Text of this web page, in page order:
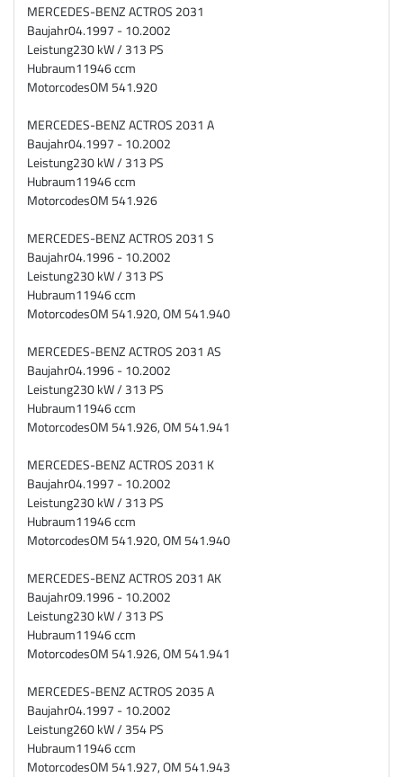
MERCEDES-BENZ ACTROS 2031
Baujahr04.1997 - 10.2002
Leistung230 kW / 313 PS
Hubraum11946 ccm
MotorcodesOM 541.920
MERCEDES-BENZ ACTROS 2031 A
Baujahr04.1997 - 10.2002
Leistung230 kW / 313 PS
Hubraum11946 ccm
MotorcodesOM 541.926
MERCEDES-BENZ ACTROS 2031 S
Baujahr04.1996 - 10.2002
Leistung230 kW / 313 PS
Hubraum11946 ccm
MotorcodesOM 541.920, OM 541.940
MERCEDES-BENZ ACTROS 2031 AS
Baujahr04.1996 - 10.2002
Leistung230 kW / 313 PS
Hubraum11946 ccm
MotorcodesOM 541.926, OM 541.941
MERCEDES-BENZ ACTROS 2031 K
Baujahr04.1997 - 10.2002
Leistung230 kW / 313 PS
Hubraum11946 ccm
MotorcodesOM 541.920, OM 541.940
MERCEDES-BENZ ACTROS 2031 AK
Baujahr09.1996 - 10.2002
Leistung230 kW / 313 PS
Hubraum11946 ccm
MotorcodesOM 541.926, OM 541.941
MERCEDES-BENZ ACTROS 2035 A
Baujahr04.1997 - 10.2002
Leistung260 kW / 354 PS
Hubraum11946 ccm
MotorcodesOM 541.927, OM 541.943